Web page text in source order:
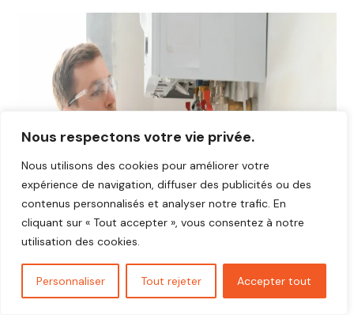
Nous respectons votre vie privée.
Nous utilisons des cookies pour améliorer votre
expérience de navigation, diffuser des publicités ou des
contenus personnalisés et analyser notre trafic. En
cliquant sur « Tout accepter », vous consentez à notre
utilisation des cookies.
Personnaliser Tout rejeter Accepter tout